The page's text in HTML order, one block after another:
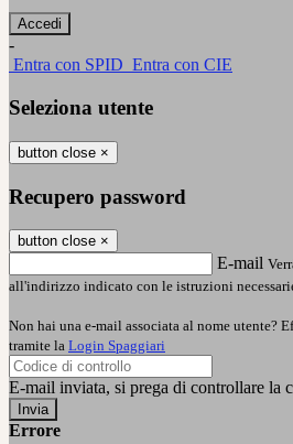
-
Entra con SPID Entra con CIE
Seleziona utente
button close ×
Recupero password
button close ×
E-mail
all'indirizzo indicato con le istruzioni
Non hai una e-mail associata al nome utente?
tramite la Login Spaggiari
E-mail inviata, si prega di controllare la
Errore